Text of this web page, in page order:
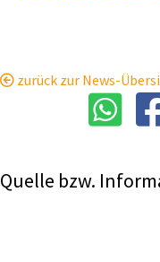
zurück zur News-
Quelle bzw.